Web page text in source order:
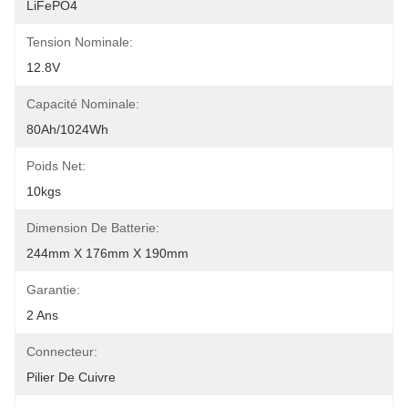
LiFePO4
Tension Nominale:
12.8V
Capacité Nominale:
80Ah/1024Wh
Poids Net:
10kgs
Dimension De Batterie:
244mm X 176mm X 190mm
Garantie:
2 Ans
Connecteur:
Pilier De Cuivre